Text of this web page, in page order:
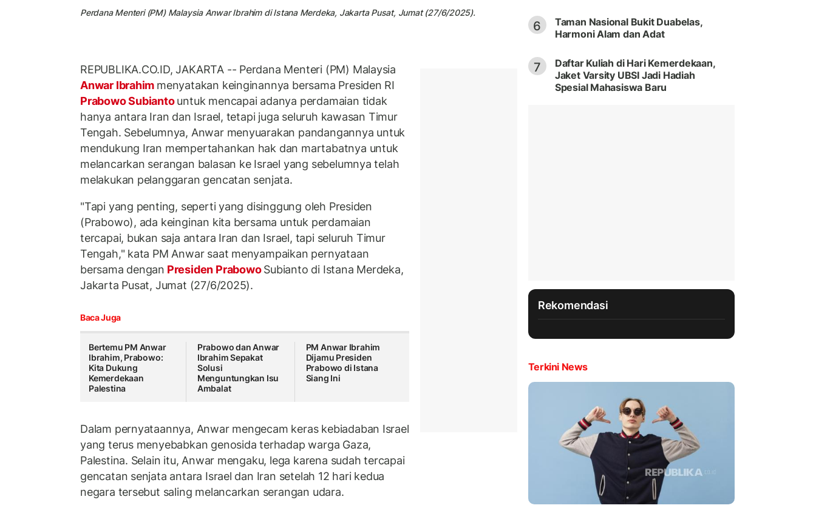
Perdana Menteri (PM) Malaysia Anwar Ibrahim di Istana Merdeka, Jakarta Pusat, Jumat (27/6/2025).
REPUBLIKA.CO.ID, JAKARTA -- Perdana Menteri (PM) Malaysia
Anwar Ibrahim menyatakan keinginannya bersama Presiden RI
Prabowo Subiantountuk mencapai adanya perdamaian tidak
hanya antara Iran dan Israel, tetapi juga seluruh kawasan Timur
Tengah. Sebelumnya, Anwar menyuarakan pandangannya untuk
mendukung Iran mempertahankan hak dan martabatnya untuk
melancarkan serangan balasan ke Israel yang sebelumnya telah
melakukan pelanggaran gencatan senjata.
"Tapi yang penting, seperti yang disinggung oleh Presiden
(Prabowo), ada keinginan kita bersama untuk perdamaian
tercapai, bukan saja antara Iran dan Israel, tapi seluruh Timur
Tengah," kata PM Anwar saat menyampaikan pernyataan
bersama dengan Presiden PrabowoSubianto di Istana Merdeka,
Jakarta Pusat, Jumat (27/6/2025).
Baca Juga
Bertemu PM Anwar
Ibrahim, Prabowo:
Kita Dukung
Kemerdekaan
Palestina
Prabowo dan Anwar
Ibrahim Sepakat
Solusi
Menguntungkan Isu
Ambalat
PM Anwar Ibrahim
Dijamu Presiden
Prabowo di Istana
Siang Ini
Dalam pernyataannya, Anwar mengecam keras kebiadaban Israel
yang terus menyebabkan genosida terhadap warga Gaza,
Palestina. Selain itu, Anwar mengaku, lega karena sudah tercapai
gencatan senjata antara Israel dan Iran setelah 12 hari kedua
negara tersebut saling melancarkan serangan udara.
6
Taman Nasional Bukit Duabelas,
Harmoni Alam dan Adat
7
Daftar Kuliah di Hari Kemerdekaan,
Jaket Varsity UBSI Jadi Hadiah
Spesial Mahasiswa Baru
Rekomendasi
Terkini News